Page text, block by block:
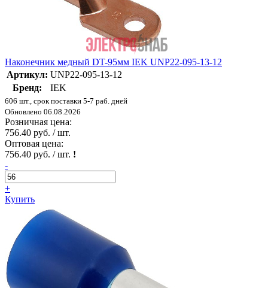
Наконечник медный DT-95мм IEK UNP22-095-13-12
Артикул: UNP22-095-13-12
Бренд:
IEK
606 шт., срок поставки 5-7 раб. дней
Обновлено 06.08.2026
Розничная цена:
756.40 руб. / шт.
Оптовая цена:
756.40 руб. / шт. !
-
+
Купить